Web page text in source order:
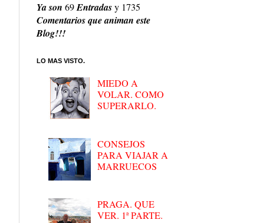
Ya son 69Entradasy 1735
Comentarios que animan este
Blog!!!
LO MAS VISTO.
MIEDO A
VOLAR. COMO
SUPERARLO.
CONSEJOS
PARA VIAJAR A
MARRUECOS
PRAGA. QUE
VER. 1ª PARTE.